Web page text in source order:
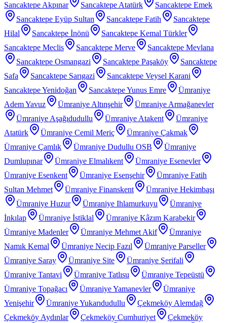
Sancaktepe Akpınar
Sancaktepe Atatürk
Sancaktepe Emek
Sancaktepe Eyüp Sultan
Sancaktepe Fatih
Sancaktepe
Hilal
Sancaktepe İnönü
Sancaktepe Kemal Türkler
Sancaktepe Meclis
Sancaktepe Merve
Sancaktepe Mevlana
Sancaktepe Osmangazi
Sancaktepe Paşaköy
Sancaktepe
Safa
Sancaktepe Sarıgazi
Sancaktepe Veysel Karani
Sancaktepe Yenidoğan
Sancaktepe Yunus Emre
Ümraniye
Adem Yavuz
Ümraniye Altınşehir
Ümraniye Armağanevler
Ümraniye Aşağıdudullu
Ümraniye Atakent
Ümraniye
Atatürk
Ümraniye Cemil Meriç
Ümraniye Çakmak
Ümraniye Çamlık
Ümraniye Dudullu OSB
Ümraniye
Dumlupınar
Ümraniye Elmalıkent
Ümraniye Esenevler
Ümraniye Esenkent
Ümraniye Esenşehir
Ümraniye Fatih
Sultan Mehmet
Ümraniye Finanskent
Ümraniye Hekimbaşı
Ümraniye Huzur
Ümraniye Ihlamurkuyu
Ümraniye
İnkılap
Ümraniye İstiklal
Ümraniye Kâzım Karabekir
Ümraniye Madenler
Ümraniye Mehmet Akif
Ümraniye
Namık Kemal
Ümraniye Necip Fazıl
Ümraniye Parseller
Ümraniye Saray
Ümraniye Site
Ümraniye Şerifali
Ümraniye Tantavi
Ümraniye Tatlısu
Ümraniye Tepeüstü
Ümraniye Topağacı
Ümraniye Yamanevler
Ümraniye
Yenişehir
Ümraniye Yukarıdudullu
Çekmeköy Alemdağ
Çekmeköy Aydınlar
Çekmeköy Cumhuriyet
Çekmeköy